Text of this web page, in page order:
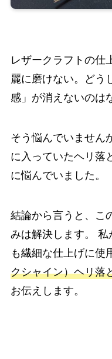
レザークラフトの仕
麗に磨けない。どう
感」が消えないのは
そう悩んでいません
に入っていたヘリ落
に悩んでいました。
結論から言うと、こ
みは解決します。 私
も繊細な仕上げに使
クシャイン）ヘリ落
お伝えします。